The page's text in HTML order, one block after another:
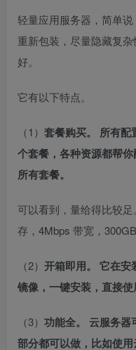
轻量应用服务器，简单
重新包装，尽量隐藏复
好。
它有以下特点。
（1） 套餐购买。 所有配
个套餐，各种资源都帮
所有套餐。
可以看到，量给得比较
存，4Mbps 带宽，
（2） 开箱即用。 它在安
镜像，一键安装，直接使
（3） 功能全。 云服务器
部分都可以做，比如使